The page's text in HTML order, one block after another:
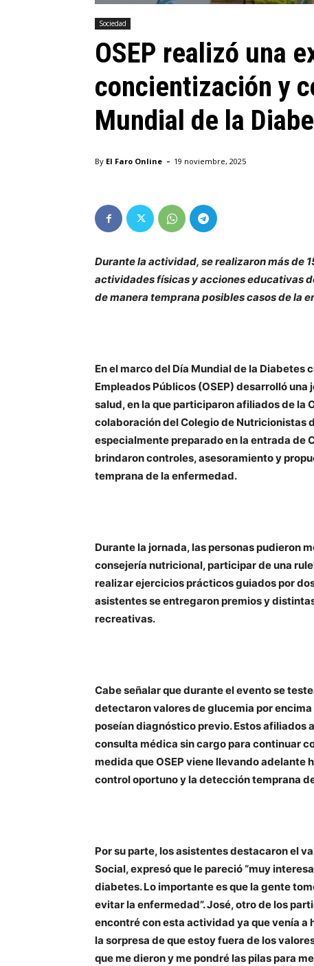
Sociedad
OSEP realizó una
concientización y
Mundial de la
By El Faro Online - 19 noviembre, 2025
Durante la actividad, se realizaron más de
actividades físicas y acciones educativas
de manera temprana posibles casos de la
En el marco del Día Mundial de la Diabetes
Empleados Públicos (OSEP) desarrolló
salud, en la que participaron afiliados de la
colaboración del Colegio de Nutricionistas
especialmente preparado en la entrada de
brindaron controles, asesoramiento y
temprana de la enfermedad.
Durante la jornada, las personas pudieron
consejería nutricional, participar de una
realizar ejercicios prácticos guiados por
asistentes se entregaron premios y
recreativas.
Cabe señalar que durante el evento se
detectaron valores de glucemia por
poseían diagnóstico previo. Estos afiliados
consulta médica sin cargo para continuar
medida que OSEP viene llevando
control oportuno y la detección temprana
Por su parte, los asistentes destacaron el
Social, expresó que le pareció “muy
diabetes. Lo importante es que la gente
evitar la enfermedad”. José, otro de los
encontré con esta actividad ya que venía a
la sorpresa de que estoy fuera de los
que me dieron y me pondré las pilas para